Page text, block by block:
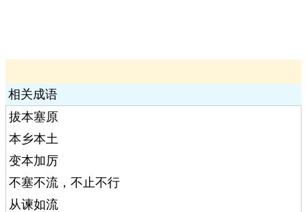
相关成语
拔本塞原
本乡本土
变本加厉
不塞不流，不止不行
从谏如流